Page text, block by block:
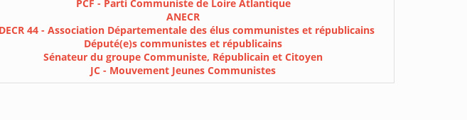
PCF - Parti Communiste de Loire Atlantique
ANECR
44 - Association Départementale des élus communistes et républicains
Député(e)s communistes et républicains
Sénateur du groupe Communiste, Républicain et Citoyen
JC - Mouvement Jeunes Communistes